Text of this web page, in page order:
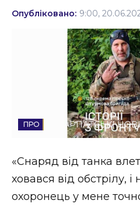
Події
Політика
Стиль життя
Втрачений Ужгород
Опубліковано: 9:00,
ЗАКАРПАТСЬКІ
«Снаряд від танка
ховався від обстрілу,
охоронець у мене